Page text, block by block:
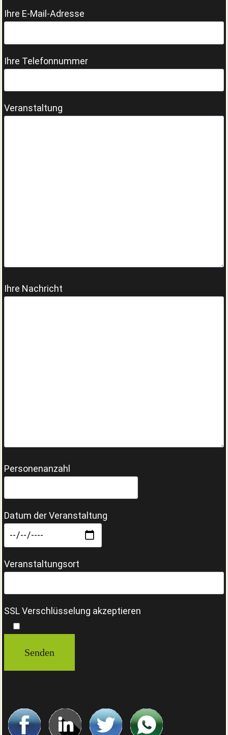
Ihre E-Mail-Adresse
Ihre Telefonnummer
Veranstaltung
Ihre Nachricht
Personenanzahl
Datum der Veranstaltung
Veranstaltungsort
SSL Verschlüsselung akzeptieren